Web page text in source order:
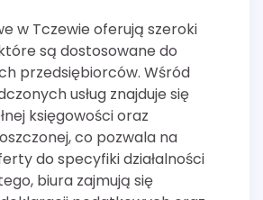
w Tczewie oferują szeroki
są dostosowane do
przedsiębiorców. Wśród
usług znajduje się
księgowości oraz
co pozwala na
do specyfiki działalności
biura zajmują się